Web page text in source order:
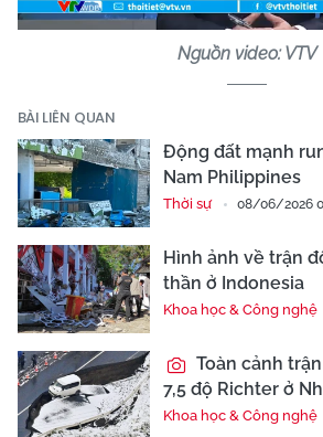
Nguồn video: VTV
BÀI LIÊN QUAN
Động đất mạnh
Nam Philippines
Thời sự 08/06/2026
Hình ảnh về trận
thần ở Indonesia
Khoa học & Công nghệ
Toàn cảnh
7,5 độ Richter ở
Khoa học & Công nghệ